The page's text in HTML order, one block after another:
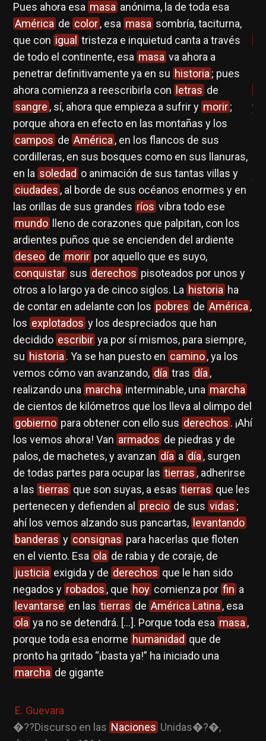
Pues ahora esa masa anónima, la de toda esa
América de color, esa masa sombría, taciturna,
que con igual tristeza e inquietud canta a través
de todo el continente, esa masa va ahora a
penetrar definitivamente ya en su historia; pues
ahora comienza a reescribirla con
letras de
sangre , sí, ahora que empieza a sufrir y morir;
porque ahora en efecto en las montañas y los
campos de América, en los flancos de sus
cordilleras, en sus bosques como en sus llanuras,
en la soledad o animación de sus tantas villas y
ciudades , al borde de sus océanos enormes y en
las orillas de sus grandes ríos vibra todo ese
mundo
lleno de corazones que palpitan, con los
ardientes puños que se encienden del ardiente
deseo de morir por aquello que es suyo,
conquistar sus derechos pisoteados por unos y
otros a lo largo ya de cinco siglos. La historia ha
de contar en adelante con los pobres de América,
los explotados y los despreciados que han
decidido escribir ya por sí mismos, para siempre,
su historia. Ya se han puesto en camino, ya los
vemos cómo van avanzando, día tras día,
realizando una marcha interminable, una marcha
de cientos de kilómetros que los lleva al olimpo del
gobierno para obtener con ello sus derechos . ¡Ahí
los vemos ahora! Van armados de piedras y de
palos, de machetes, y avanzan día a día, surgen
de todas partes para ocupar las tierras , adherirse
a las tierras que son suyas, a esas tierras que les
pertenecen y defienden al precio de sus vidas ;
ahí los vemos alzando sus pancartas, levantando
banderas y consignas para hacerlas que floten
en el viento. Esa ola de rabia y de coraje, de
justicia exigida y de derechos que le han sido
negados y robados , que hoy comienza por fin a
levantarse en las tierras de América Latina, esa
ola ya no se detendrá. […]. Porque toda esa masa,
porque toda esa enorme humanidad que de
pronto ha gritado “¡basta ya!” ha iniciado una
marcha de gigante
E. Guevara
�??Discurso en las Naciones Unidas�?�,
y